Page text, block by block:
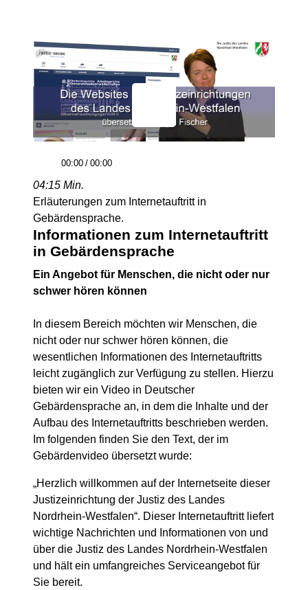
00:00 / 00:00
04:15 Min.
Erläuterungen zum Internetauftritt in
Gebärdensprache.
Informationen zum Internetauftritt
in Gebärdensprache
Ein Angebot für Menschen, die nicht oder nur
schwer hören können
In diesem Bereich möchten wir Menschen, die
nicht oder nur schwer hören können, die
wesentlichen Informationen des Internetauftritts
leicht zugänglich zur Verfügung zu stellen. Hierzu
bieten wir ein Video in Deutscher
Gebärdensprache an, in dem die Inhalte und der
Aufbau des Internetauftritts beschrieben werden.
Im folgenden finden Sie den Text, der im
Gebärdenvideo übersetzt wurde:
„Herzlich willkommen auf der Internetseite dieser
Justizeinrichtung der Justiz des Landes
Nordrhein-Westfalen“. Dieser Internetauftritt liefert
wichtige Nachrichten und Informationen von und
über die Justiz des Landes Nordrhein-Westfalen
und hält ein umfangreiches Serviceangebot für
Sie bereit.